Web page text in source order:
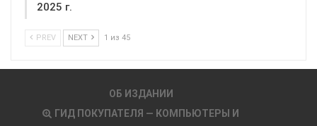
2025 г.
PREV NEXT 1 из 45
ОБ ИЗДАНИИ
ГИД ПОКУПАТЕЛЯ — КОМПЬЮТЕРЫ И